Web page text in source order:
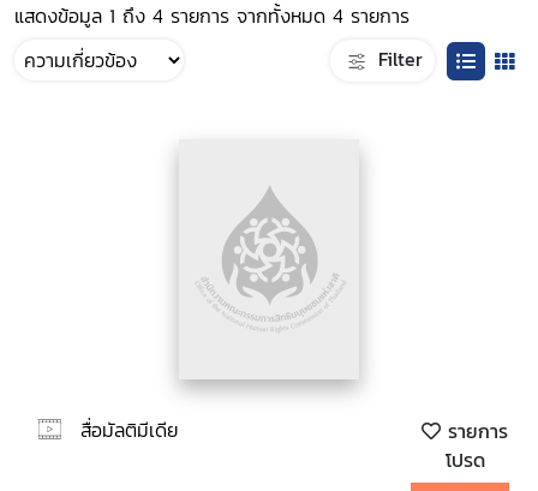
แสดงข้อมูล 1 ถึง 4 รายการ จากทั้งหมด 4 รายการ
Filter
สื่อมัลติมีเดีย
รายการ
โปรด